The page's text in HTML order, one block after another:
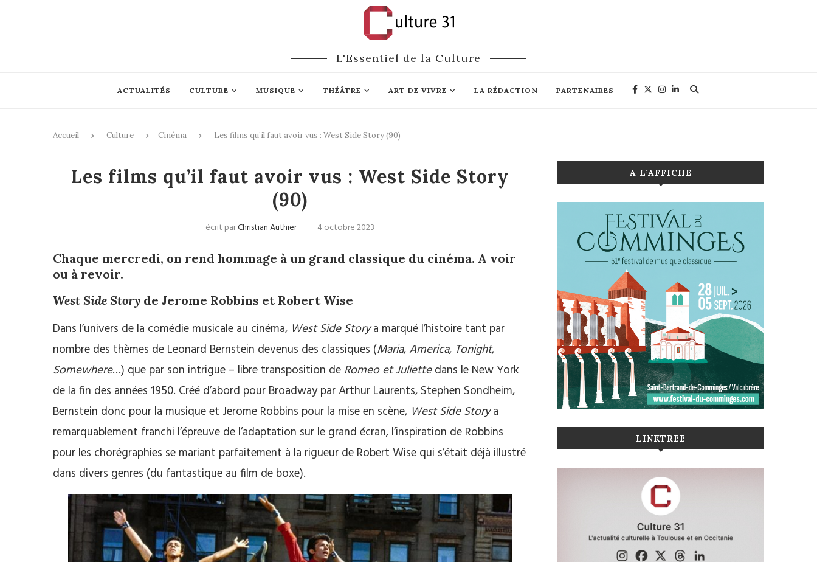
L'Essentiel de la Culture
ACTUALITÉS CULTURE MUSIQUE THÉÂTRE ART DE VIVRE LA RÉDACTION PARTENAIRES
Accueil Culture Cinéma Les films qu’il faut avoir vus : West Side Story (90)
Les films qu’il faut avoir vus : West Side Story
(90)
écrit parChristian Authier 4 octobre 2023
Chaque mercredi, on rend hommage à un grand classique du cinéma. A voir
ou à revoir.
West Side Story de Jerome Robbins et Robert Wise
Dans l’univers de la comédie musicale au cinéma, West Side Storya marqué l’histoire tant par
nombre des thèmes de Leonard Bernstein devenus des classiques (Maria, America, Tonight,
Somewhere…) que par son intrigue – libre transposition de Romeo et Juliettedans le New York
de la fin des années 1950. Créé d’abord pour Broadway par Arthur Laurents, Stephen Sondheim,
Bernstein donc pour la musique et Jerome Robbins pour la mise en scène, West Side Storya
remarquablement franchi l’épreuve de l’adaptation sur le grand écran, l’inspiration de Robbins
pour les chorégraphies se mariant parfaitement à la rigueur de Robert Wise qui s’était déjà illustré
dans divers genres (du fantastique au film de boxe).
A L’AFFICHE
LINKTREE